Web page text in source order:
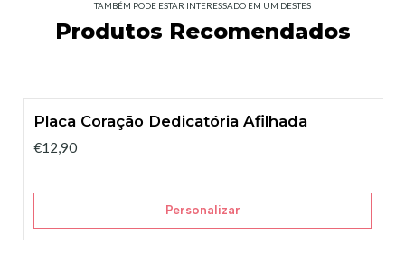
TAMBÉM PODE ESTAR INTERESSADO EM UM DESTES
Produtos Recomendados
Placa Coração Dedicatória Afilhada
€12,90
Personalizar